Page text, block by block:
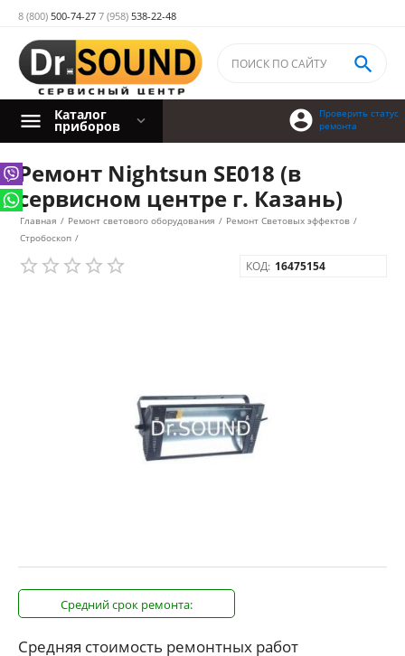
8 (800) 500-74-27 7 (958) 538-22-48
Проверить статус
ремонта


Каталог
приборов
Ремонт Nightsun SE018 (в
сервисном центре г. Казань)
Главная / Ремонт светового оборудования / Ремонт Световых эффектов /
Стробоскоп /
КОД: 16475154
Средний срок ремонта:
Средняя стоимость ремонтных работ